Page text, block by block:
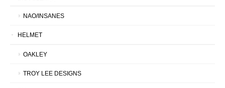
NAO/INSANES
HELMET
OAKLEY
TROY LEE DESIGNS